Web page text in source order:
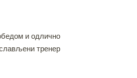
и одлично
тренер